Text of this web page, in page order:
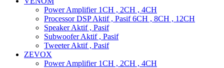
Power Amplifier 1CH , 2CH , 4CH
Processor DSP Aktif , Pasif 6CH , 8CH , 12CH
Speaker Aktif , Pasif
Subwoofer Aktif , Pasif
Tweeter Aktif , Pasif
ZEVOX
Power Amplifier 1CH , 2CH , 4CH